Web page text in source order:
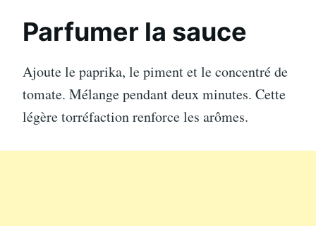
Parfumer la sauce
Ajoute le paprika, le piment et le concentré de
tomate. Mélange pendant deux minutes. Cette
légère torréfaction renforce les arômes.